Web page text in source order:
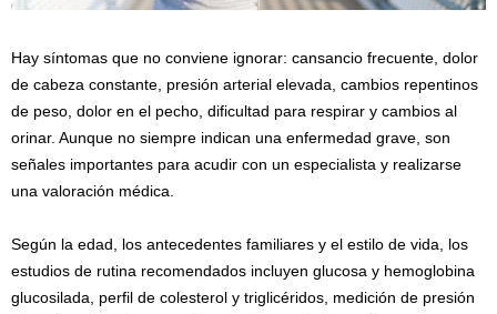
Hay síntomas que no conviene ignorar: cansancio frecuente, dolor
de cabeza constante, presión arterial elevada, cambios repentinos
de peso, dolor en el pecho, dificultad para respirar y cambios al
orinar. Aunque no siempre indican una enfermedad grave, son
señales importantes para acudir con un especialista y realizarse
una valoración médica.
Según la edad, los antecedentes familiares y el estilo de vida, los
estudios de rutina recomendados incluyen glucosa y hemoglobina
glucosilada, perfil de colesterol y triglicéridos, medición de presión